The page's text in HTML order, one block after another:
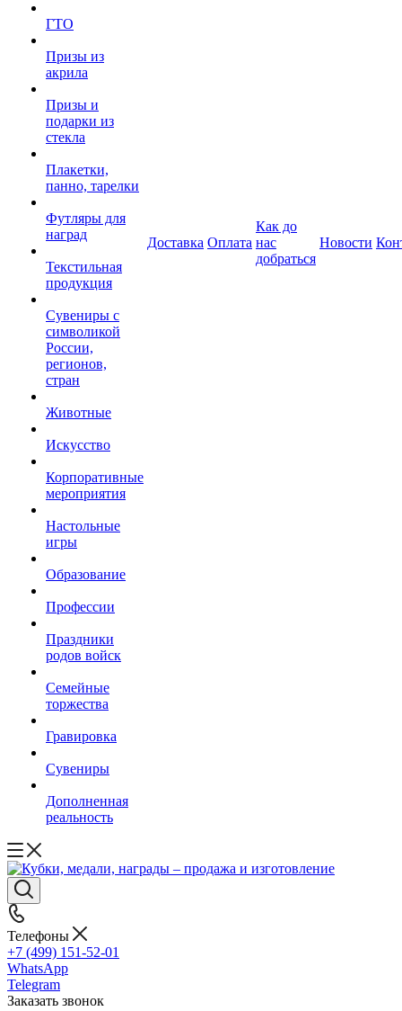
ГТО
Призы из
акрила
Призы и
подарки из
стекла
Плакетки,
панно, тарелки
Футляры для
наград
Текстильная
продукция
Сувениры с
символикой
России,
регионов,
стран
Животные
Искусство
Корпоративные
мероприятия
Настольные
игры
Образование
Профессии
Праздники
родов войск
Семейные
торжества
Гравировка
Сувениры
Дополненная
реальность
Доставка Оплата
Как до
нас
добраться
Новости
Телефоны
+7 (499) 151-52-01
WhatsApp
Telegram
Заказать звонок